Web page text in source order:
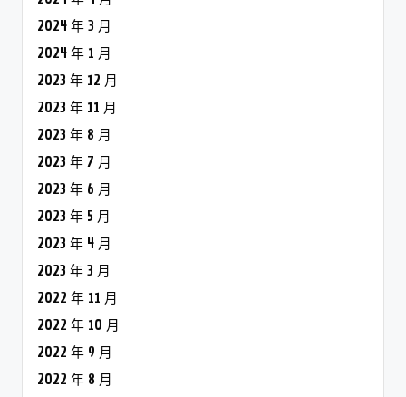
2024 年 3 月
2024 年 1 月
2023 年 12 月
2023 年 11 月
2023 年 8 月
2023 年 7 月
2023 年 6 月
2023 年 5 月
2023 年 4 月
2023 年 3 月
2022 年 11 月
2022 年 10 月
2022 年 9 月
2022 年 8 月